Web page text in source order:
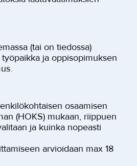
(tai on tiedossa)
ja oppisopimuksen
osaamisen
(HOKS) mukaan, riippuen
ja kuinka nopeasti
arvioidaan max 18